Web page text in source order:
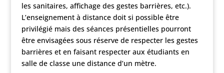
les sanitaires, affichage des gestes barrières, etc.).
L’enseignement à distance doit si possible être
privilégié mais des séances présentielles pourront
être envisagées sous réserve de respecter les gestes
barrières et en faisant respecter aux étudiants en
salle de classe une distance d’un mètre.